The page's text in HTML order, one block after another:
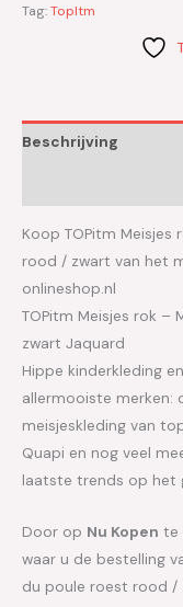
Tag:TopItm
Beschrijving
Koop TOPitm
rood / zwart van het
onlineshop.nl
TOPitm Meisjes rok –
zwart Jaquard
Hippe kinderkleding
allermooiste merken:
meisjeskleding van
Quapi en nog veel
laatste trends op het
Door op Nu Kopen te
waar u de bestelling
du poule roest rood /